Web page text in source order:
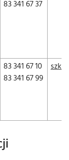
83 341 67 37
83 341 67 10
83 341 67 99